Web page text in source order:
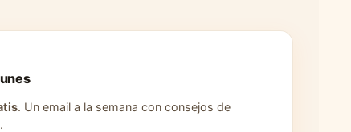
. Un email a la semana con consejos de